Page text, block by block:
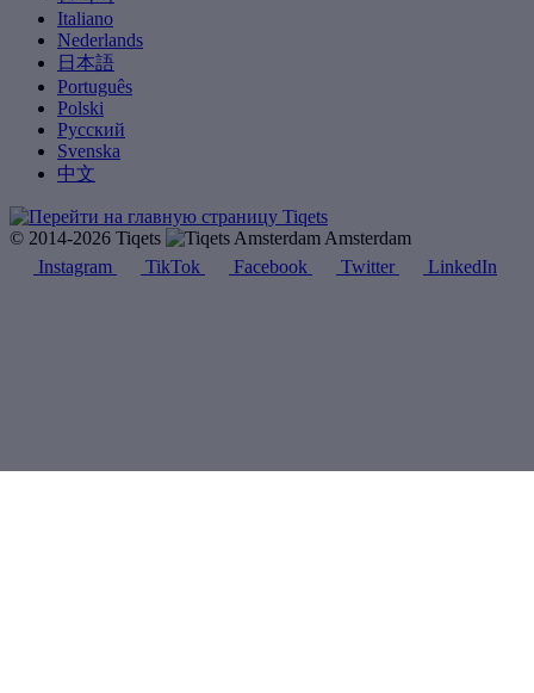
Italiano
Nederlands
日本語
Português
Polski
Русский
Svenska
中文
© 2014-2026 Tiqets
Amsterdam
Instagram
TikTok Facebook Twitter LinkedIn